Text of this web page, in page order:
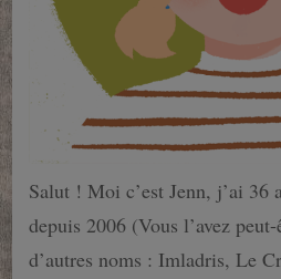
Salut ! Moi c’est Jenn, j’ai 36
depuis 2006 (Vous l’avez
d’autres noms : Imladris, Le